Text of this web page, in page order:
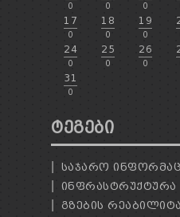
0 0 0
17
0
18
0
19
0
24
0
25
0
26
0
31
0
ᲢᲔᲒᲔᲑᲘ
ᲡᲐᲯᲐᲠᲝ
ᲘᲜᲤᲠᲐᲡᲢᲠᲣᲥᲢᲣᲠᲐ
ᲒᲖᲔᲑᲘᲡ